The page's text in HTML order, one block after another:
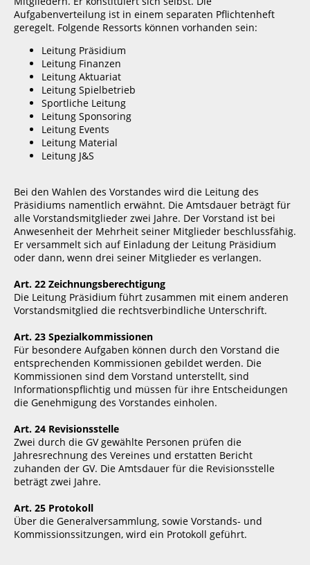
Aufgabenverteilung ist in einem separaten Pflichtenheft
geregelt. Folgende Ressorts können vorhanden sein:
Leitung Präsidium
Leitung Finanzen
Leitung Aktuariat
Leitung Spielbetrieb
Sportliche Leitung
Leitung Sponsoring
Leitung Events
Leitung Material
Leitung J&S
Bei den Wahlen des Vorstandes wird die Leitung des
Präsidiums namentlich erwähnt. Die Amtsdauer beträgt für
alle Vorstandsmitglieder zwei Jahre. Der Vorstand ist bei
Anwesenheit der Mehrheit seiner Mitglieder beschlussfähig.
Er versammelt sich auf Einladung der Leitung Präsidium
oder dann, wenn drei seiner Mitglieder es verlangen.
Art. 22 Zeichnungsberechtigung
Die Leitung Präsidium führt zusammen mit einem anderen
Vorstandsmitglied die rechtsverbindliche Unterschrift.
Art. 23 Spezialkommissionen
Für besondere Aufgaben können durch den Vorstand die
entsprechenden Kommissionen gebildet werden. Die
Kommissionen sind dem Vorstand unterstellt, sind
Informationspflichtig und müssen für ihre Entscheidungen
die Genehmigung des Vorstandes einholen.
Art. 24 Revisionsstelle
Zwei durch die GV gewählte Personen prüfen die
Jahresrechnung des Vereines und erstatten Bericht
zuhanden der GV. Die Amtsdauer für die Revisionsstelle
beträgt zwei Jahre.
Art. 25 Protokoll
Über die Generalversammlung, sowie Vorstands- und
Kommissionssitzungen, wird ein Protokoll geführt.